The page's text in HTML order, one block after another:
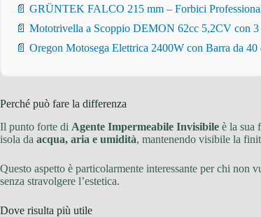
📄 GRÜNTEK FALCO 215 mm – Forbici
📄 Mototrivella a Scoppio DEMON 62cc 5,2CV con
📄 Oregon Motosega Elettrica 2400W con Barra da
Perché può fare la differenza
Il punto forte di Agente Impermeabile Invisibile è la sua
isola da acqua, aria e umidità, mantenendo visibile la
Questo aspetto è particolarmente interessante per chi
senza stravolgere l’estetica.
Dove risulta più utile